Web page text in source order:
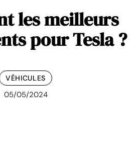
les meilleurs
pour Tesla ?
VÉHICULES
05/05/2024